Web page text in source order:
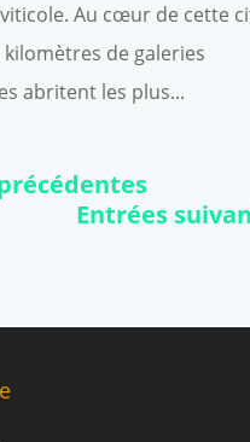
Au cœur de cette
kilomètres de galeries
abritent les plus...
Entrées